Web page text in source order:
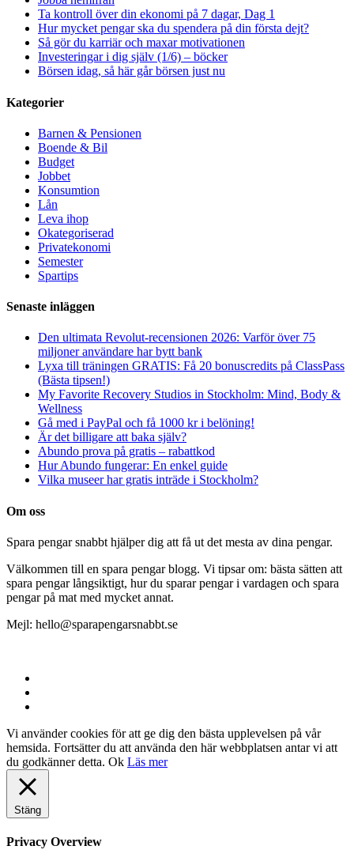
Ta kontroll över din ekonomi på 7 dagar, Dag 1
Hur mycket pengar ska du spendera på din första dejt?
Så gör du karriär och maxar motivationen
Investeringar i dig själv (1/6) – böcker
Börsen idag, så här går börsen just nu
Kategorier
Barnen & Pensionen
Boende & Bil
Budget
Jobbet
Konsumtion
Lån
Leva ihop
Okategoriserad
Privatekonomi
Semester
Spartips
Senaste inläggen
Den ultimata Revolut-recensionen 2026: Varför över 75
miljoner användare har bytt bank
Lyxa till träningen GRATIS: Få 20 bonuscredits på ClassPass
(Bästa tipsen!)
My Favorite Recovery Studios in Stockholm: Mind, Body &
Wellness
Gå med i PayPal och få 1000 kr i belöning!
Är det billigare att baka själv?
Abundo prova på gratis – rabattkod
Hur Abundo fungerar: En enkel guide
Vilka museer har gratis inträde i Stockholm?
Om oss
Spara pengar snabbt hjälper dig att få ut det mesta av dina pengar.
Välkommen till en spara pengar blogg. Vi tipsar om: bästa sätten att
spara pengar långsiktigt, hur du sparar pengar i vardagen och spara
pengar på mat med mycket annat.
Mejl: hello@sparapengarsnabbt.se
Vi använder cookies för att ge dig den bästa upplevelsen på vår
hemsida. Fortsätter du att använda den här webbplatsen antar vi att
du godkänner detta. Ok Läs mer
Stäng
Privacy Overview